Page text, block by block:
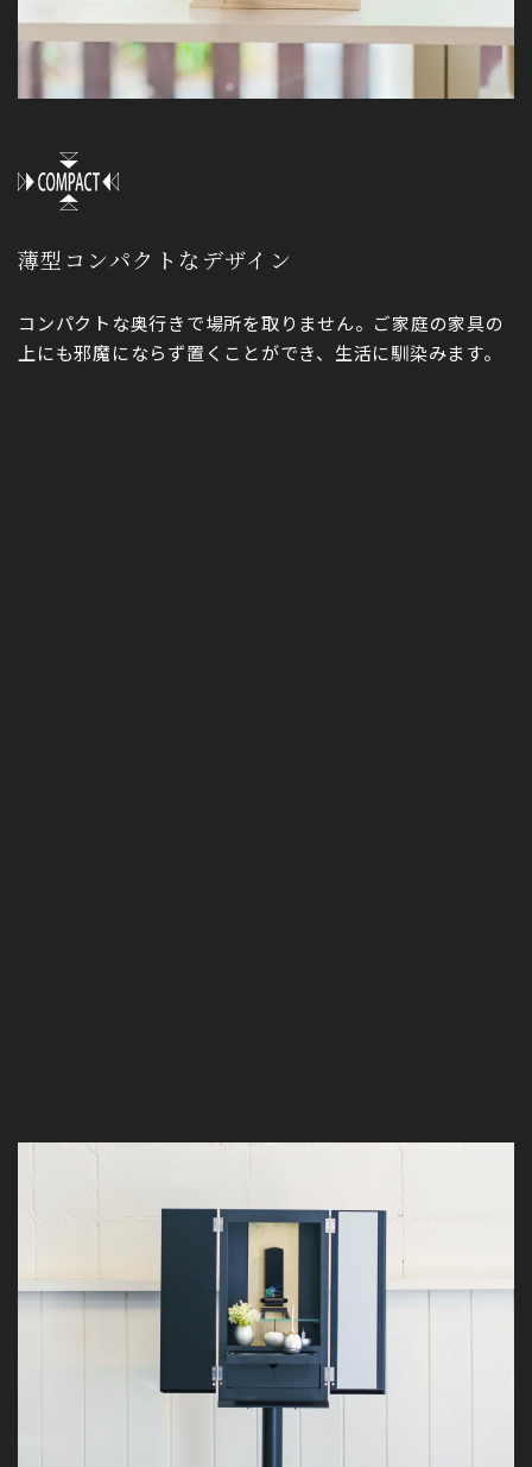
薄型コンパクトなデザイン
コンパクトな奥行きで場所を取りません。ご家庭の家具の
上にも邪魔にならず置くことができ、生活に馴染みます。